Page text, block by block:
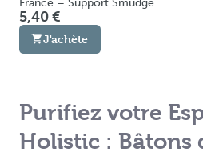
France – Support Smudge &
Palo Santo 9-11cm
5,40 €
J'achète
Purifiez votre
Holistic : Bâtons